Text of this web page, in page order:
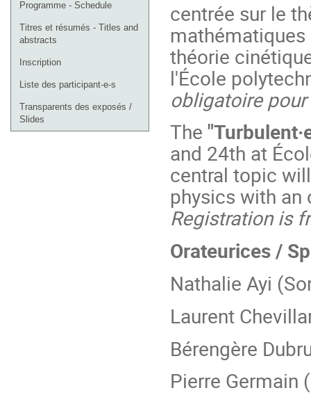
l'événement
Programme - Schedule
Titres et résumés - Titles and
abstracts
Inscription
Liste des participant-e-s
Transparents des exposés /
Slides
centrée sur le
mathématiques
théorie
l'École
obligatoire
The
and 24th at
central topic
physics with an
Registration is
Orateurices /
Nathalie Ayi
Laurent
Bérengère
Pierre Germain